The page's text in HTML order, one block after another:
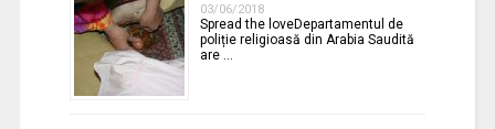
03/06/2018
Spread the loveDepartamentul de
poliție religioasă din Arabia Saudită
are …